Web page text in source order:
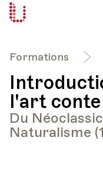
Formations
l'art
Du
Naturalisme